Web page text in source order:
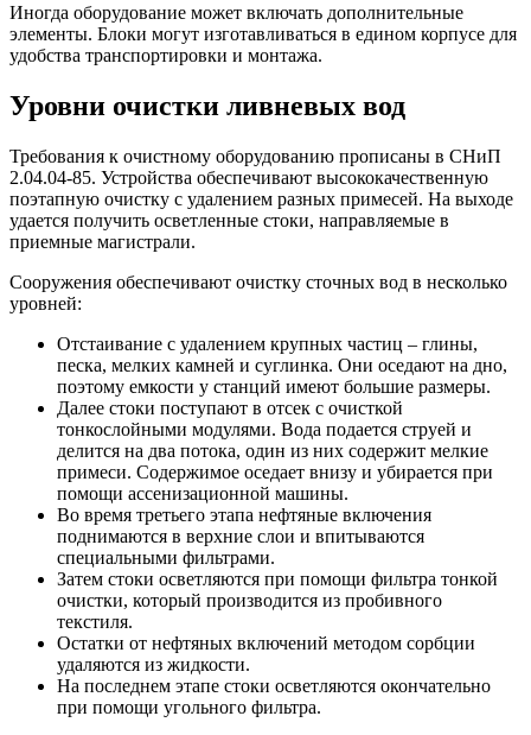
Иногда оборудование может включать дополнительные
элементы. Блоки могут изготавливаться в едином корпусе для
удобства транспортировки и монтажа.
Уровни очистки ливневых вод
Требования к очистному оборудованию прописаны в СНиП
2.04.04-85. Устройства обеспечивают высококачественную
поэтапную очистку с удалением разных примесей. На выходе
удается получить осветленные стоки, направляемые в
приемные магистрали.
Сооружения обеспечивают очистку сточных вод в несколько
уровней:
Отстаивание с удалением крупных частиц – глины,
песка, мелких камней и суглинка. Они оседают на дно,
поэтому емкости у станций имеют большие размеры.
Далее стоки поступают в отсек с очисткой
тонкослойными модулями. Вода подается струей и
делится на два потока, один из них содержит мелкие
примеси. Содержимое оседает внизу и убирается при
помощи ассенизационной машины.
Во время третьего этапа нефтяные включения
поднимаются в верхние слои и впитываются
специальными фильтрами.
Затем стоки осветляются при помощи фильтра тонкой
очистки, который производится из пробивного
текстиля.
Остатки от нефтяных включений методом сорбции
удаляются из жидкости.
На последнем этапе стоки осветляются окончательно
при помощи угольного фильтра.